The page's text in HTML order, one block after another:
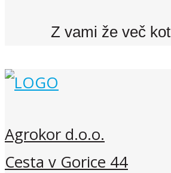
Z vami že več kot
Agrokor d.o.o.
Cesta v Gorice 44